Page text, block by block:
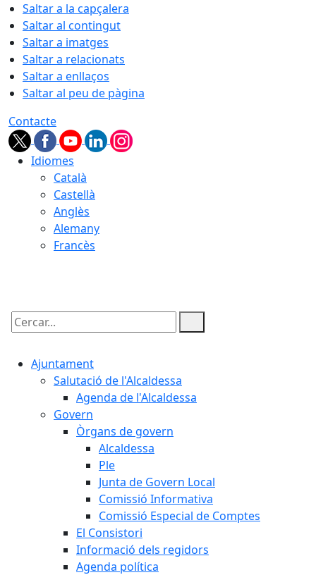
Saltar a la capçalera
Saltar al contingut
Saltar a imatges
Saltar a relacionats
Saltar a enllaços
Saltar al peu de pàgina
Contacte
Idiomes
Català
Castellà
Anglès
Alemany
Francès
Cercar:
Ajuntament
Salutació de l'Alcaldessa
Agenda de l'Alcaldessa
Govern
Òrgans de govern
Alcaldessa
Ple
Junta de Govern Local
Comissió Informativa
Comissió Especial de Comptes
El Consistori
Informació dels regidors
Agenda política